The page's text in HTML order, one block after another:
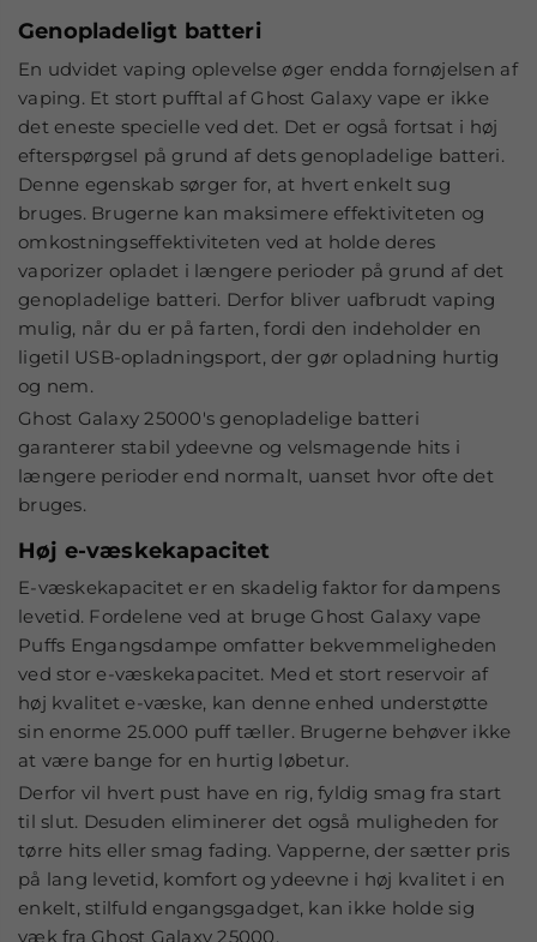
Genopladeligt batteri
En udvidet vaping oplevelse øger endda fornøjelsen af
vaping. Et stort pufftal af Ghost Galaxy vape er ikke
det eneste specielle ved det. Det er også fortsat i høj
efterspørgsel på grund af dets genopladelige batteri.
Denne egenskab sørger for, at hvert enkelt sug
bruges. Brugerne kan maksimere effektiviteten og
omkostningseffektiviteten ved at holde deres
vaporizer opladet i længere perioder på grund af det
genopladelige batteri. Derfor bliver uafbrudt vaping
mulig, når du er på farten, fordi den indeholder en
ligetil USB-opladningsport, der gør opladning hurtig
og nem.
Ghost Galaxy 25000's genopladelige batteri
garanterer stabil ydeevne og velsmagende hits i
længere perioder end normalt, uanset hvor ofte det
bruges.
Høj e-væskekapacitet
E-væskekapacitet er en skadelig faktor for dampens
levetid. Fordelene ved at bruge Ghost Galaxy vape
Puffs Engangsdampe omfatter bekvemmeligheden
ved stor e-væskekapacitet. Med et stort reservoir af
høj kvalitet e-væske, kan denne enhed understøtte
sin enorme 25.000 puff tæller. Brugerne behøver ikke
at være bange for en hurtig løbetur.
Derfor vil hvert pust have en rig, fyldig smag fra start
til slut. Desuden eliminerer det også muligheden for
tørre hits ellersmag fading. Vapperne, der sætter pris
på lang levetid, komfort og ydeevne i høj kvalitet i en
enkelt, stilfuld engangsgadget, kan ikke holde sig
væk fra Ghost Galaxy 25000.